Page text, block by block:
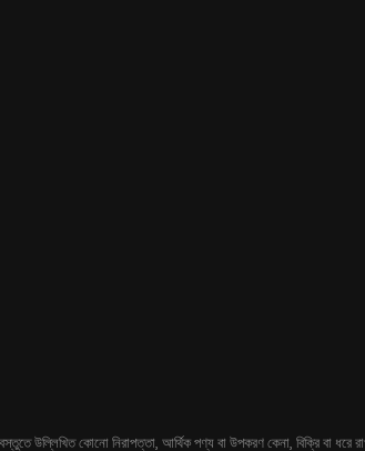
কোনো নিরাপত্তা, আর্থিক পণ্য বা উপকরণ কেনা, বিক্রি বা ধরে